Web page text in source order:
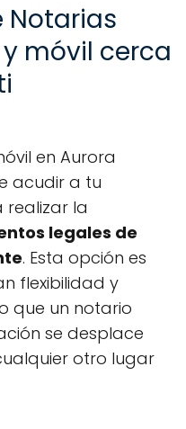
Notarias
móvil cerca
en Aurora
acudir a tu
la
legales de
. Esta opción es
flexibilidad y
que un notario
se desplace
otro lugar